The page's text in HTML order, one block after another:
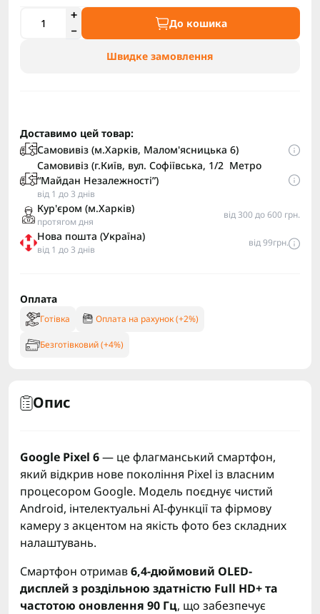
До кошика
Швидке замовлення
Доставимо цей товар:
Самовивіз (м.Харків, Малом'ясницька 6)
Самовивіз (г.Київ, вул. Софіївська, 1/2 Метро
“Майдан Незалежності”)
від 1 до 3 днів
Кур'єром (м.Харків)
протягом дня
від 300 до 600 грн.
Нова пошта (Україна)
від 1 до 3 днів
від 99грн.
Оплата
Готівка Оплата на рахунок (+2%)
Безготівковий (+4%)
Опис
Google Pixel 6— це флагманський смартфон,
який відкрив нове покоління Pixel із власним
процесором Google. Модель поєднує чистий
Android, інтелектуальні AI-функції та фірмову
камеру з акцентом на якість фото без складних
налаштувань.
Смартфон отримав6,4-дюймовий OLED-
дисплей з роздільною здатністю Full HD+ та
частотою оновлення 90 Гц, що забезпечує